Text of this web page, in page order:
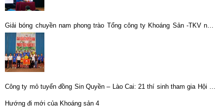
Giải bóng chuyền nam phong trào Tổng công ty Khoáng Sản -TKV năm
2017, đội Công ty CP KLM Thái Nguyên – Vimico đã đoạt giải nhất.
Công ty mỏ tuyển đồng Sin Quyền – Lào Cai: 21 thí sinh tham gia Hội thi
Hướng đi mới của Khoáng sản 4